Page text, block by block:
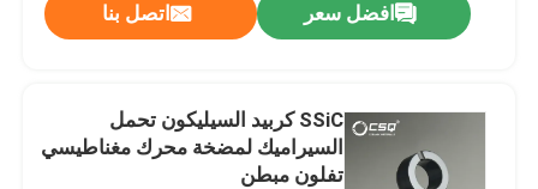
افضل سعر اتصل بنا
SSiC كربيد السيليكون تحمل
السيراميك لمضخة محرك مغناطيسي
تفلون مبطن